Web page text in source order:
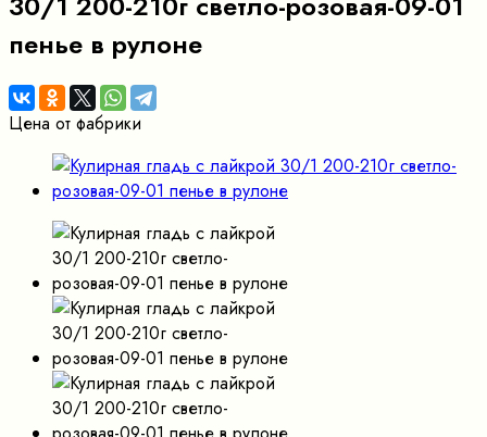
пенье в рулоне
Цена от фабрики